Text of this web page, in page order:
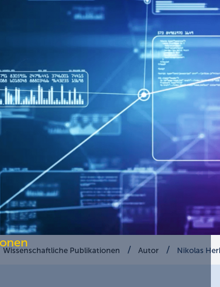
Wissenschaftliche Publikationen Autor Nikolas